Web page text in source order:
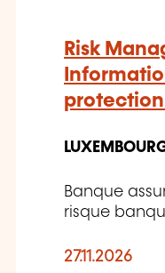
Risk
protection
Banque
risque
27.11.2026